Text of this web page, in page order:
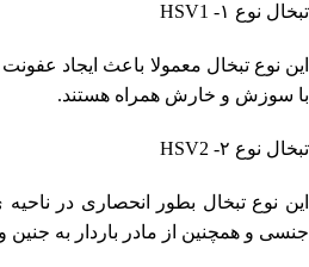
تبخال نوع ۱- HSV1
این نوع تبخال معمولا باعث ایجاد
با سوزش و خارش همراه هستند.
تبخال نوع ۲- HSV2
این نوع تبخال بطور انحصاری در
جنسی و همچنین از مادر باردار به جنین